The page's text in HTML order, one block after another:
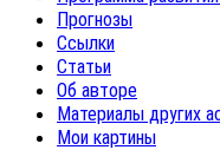
Прогнозы
Ссылки
Статьи
Об авторе
Материалы других
Мои картины